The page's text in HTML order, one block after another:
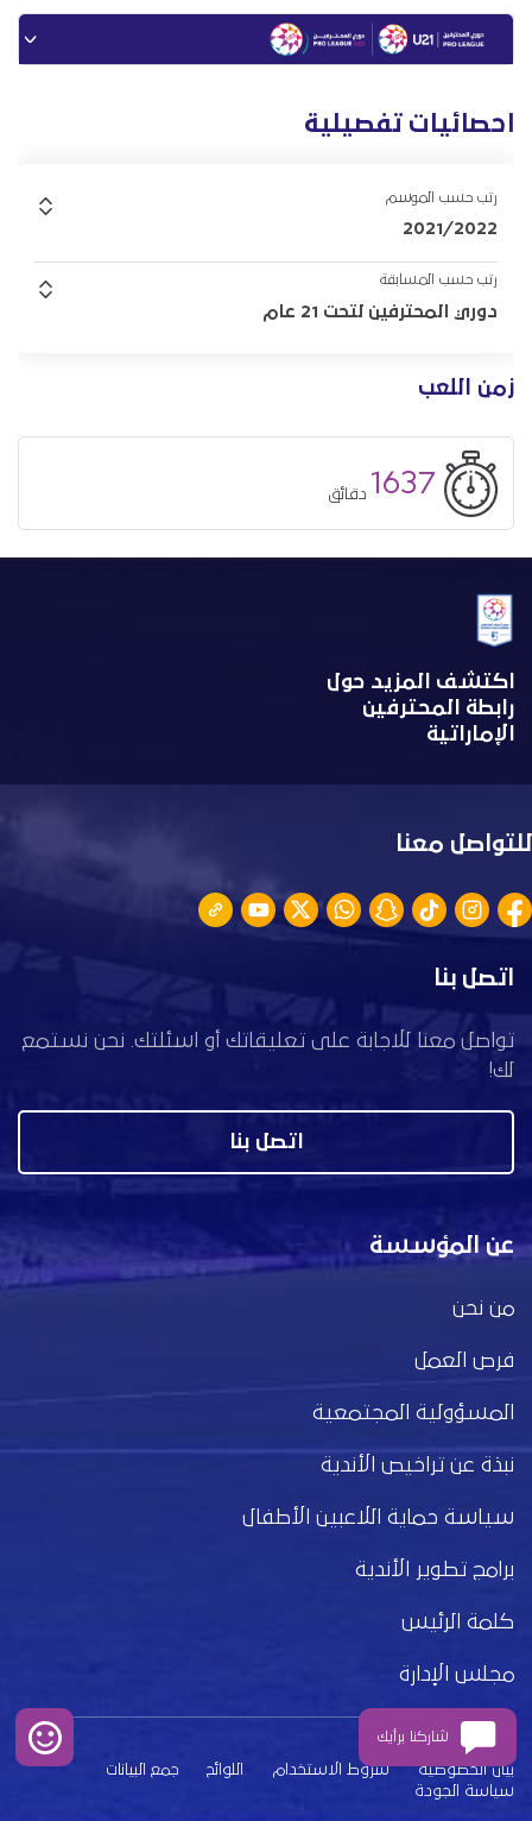
زمن اللعب
1637 دقائق
احصائيات تفصيلية
رتب حسب الموسم
2021/2022
رتب حسب المسابقة
دوري المحترفين لتحت 21 عام
اكتشف المزيد حول
رابطة المحترفين
الإماراتية
للتواصل معنا
اتصل بنا
تواصل معنا للاجابة على تعليقاتك أو اسئلتك. نحن نستمع
لك!
اتصل بنا
عن المؤسسة
من نحن
فرص العمل
المسؤولية المجتمعية
نبذة عن تراخيص الأندية
سياسة حماية اللاعبين الأطفال
برامج تطوير الأندية
كلمة الرئيس
مجلس الإدارة
بيان الخصوصية شروط الاستخدام اللوائح
جمع البيانات
سياسة الجودة
شاركنا برأيك